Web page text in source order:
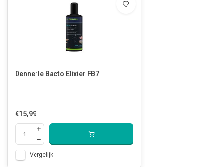
Dennerle Bacto Elixier FB7
€15,99
Vergelijk